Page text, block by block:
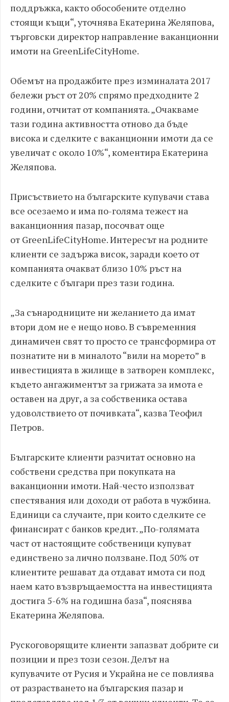
поддръжка, както обособените отделно
стоящи къщи“, уточнява Екатерина Желяпова,
търговски директор направление ваканционни
имоти на GreenLifeCityHome.
Обемът на продажбите през изминалата 2017
бележи ръст от 20% спрямо предходните 2
години, отчитат от компанията. „Очакваме
тази година активността отново да бъде
висока и сделките с ваканционни имоти да се
увеличат с около 10%“, коментира Екатерина
Желяпова.
Присъствието на българските купувачи става
все осезаемо и има по-голяма тежест на
ваканционния пазар, посочват още
от GreenLifeCityHome. Интересът на родните
клиенти се задържа висок, заради което от
компанията очакват близо 10% ръст на
сделките с българи през тази година.
„За сънародниците ни желанието да имат
втори дом не е нещо ново. В съвременния
динамичен свят то просто се трансформира от
познатите ни в миналото “вили на морето” в
инвестицията в жилище в затворен комплекс,
където ангажиментът за грижата за имота е
оставен на друг, а за собственика остава
удоволствието от почивката“, казва Теофил
Петров.
Българските клиенти разчитат основно на
собствени средства при покупката на
ваканционни имоти. Най-често използват
спестявания или доходи от работа в чужбина.
Единици са случаите, при които сделките се
финансират с банков кредит. „По-голямата
част от настоящите собственици купуват
единствено за лично ползване. Под 50% от
клиентите решават да отдават имота си под
наем като възвръщаемостта на инвестицията
достига 5-6% на годишна база“, пояснява
Екатерина Желяпова.
Рускоговорящите клиенти запазват добрите си
позиции и през този сезон. Делът на
купувачите от Русия и Украйна не се повлиява
от разрастването на българския пазар и